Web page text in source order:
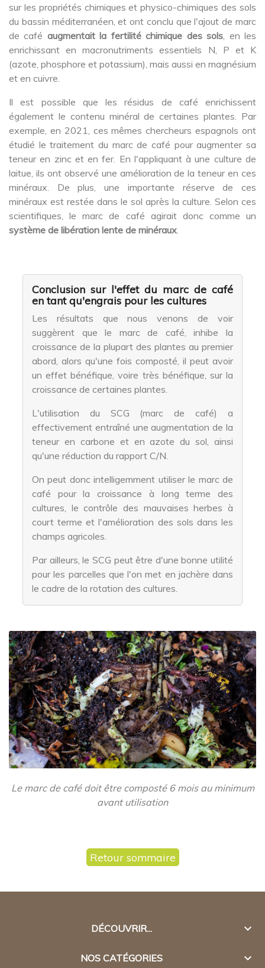
sur les propriétés chimiques et physico-chimiques des sols
du bassin méditerranéen, et ont conclu que l'ajout de marc
de café augmentait la fertilité chimique des sols , en les
enrichissant en macronutriments essentiels N, P et K
(azote, phosphore et potassium), mais aussi en magnésium
et en cuivre.
Il est possible que les résidus de café enrichissent
également le contenu minéral de certaines plantes. Par
exemple, en 2021, ces mêmes chercheurs espagnols ont
étudié le traitement du marc de café pour augmenter sa
teneur en zinc et en fer. En l'appliquant à une culture de
laitue, ils ont observé une amélioration de la teneur en ces
minéraux. De plus, une importante réserve de ces
minéraux est restée dans le sol après la culture. Selon ces
scientifiques, le marc de café agirait donc comme un
système de libération lente de minéraux
Conclusion sur l'effet du marc de café
en tant qu'engrais pour les cultures
Les résultats que nous venons de voir
suggèrent que le marc de café, inhibe la
croissance de la plupart des plantes au premier
abord, alors qu'une fois composté, il peut avoir
un effet bénéfique, voire très bénéfique, sur la
croissance de certaines plantes.
L'utilisation du SCG (marc de café) a
effectivement entraîné une augmentation de la
teneur en carbone et en azote du sol, ainsi
qu'une réduction du rapport C/N.
On peut donc intelligemment utiliser le marc de
café pour la croissance à long terme des
cultures, le contrôle des mauvaises herbes à
court terme et l'amélioration des sols dans les
champs agricoles.
Par ailleurs, le SCG peut être d'une bonne utilité
pour les parcelles que l'on met en jachère dans
le cadre de la rotation des cultures.
Le marc de café doit être composté 6 mois au minimum
avant utilisation
Retour sommaire
DÉCOUVRIR... 
NOS CATÉGORIES 